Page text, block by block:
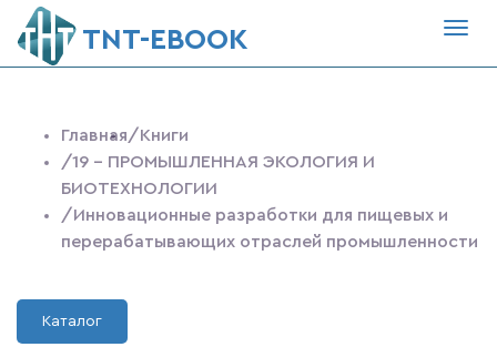
ТNT-EBOOK
Главная/Книги
/19 - ПРОМЫШЛЕННАЯ ЭКОЛОГИЯ И
БИОТЕХНОЛОГИИ
/Инновационные разработки для пищевых и
перерабатывающих отраслей промышленности
Каталог